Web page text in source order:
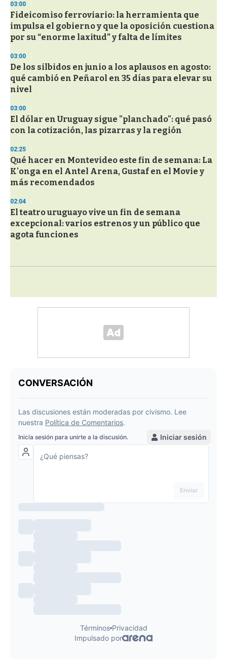
03:00
Fideicomiso ferroviario: la herramienta que
impulsa el gobierno y que la oposición cuestiona
por su “enorme laxitud” y falta de límites
03:00
De los silbidos en junio a los aplausos en agosto:
qué cambió en Peñarol en 35 días para elevar su
nivel
03:00
El dólar en Uruguay sigue "planchado": qué pasó
con la cotización, las pizarras y la región
02:25
Qué hacer en Montevideo este fin de semana: La
K'onga en el Antel Arena, Gustaf en el Movie y
más recomendados
02:04
El teatro uruguayo vive un fin de semana
excepcional: varios estrenos y un público que
agota funciones